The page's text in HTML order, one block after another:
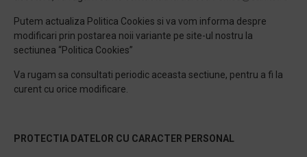
Putem actualiza Politica Cookies si va vom informa despre
modificari prin postarea noii variante pe site-ul nostru la
sectiunea “Politica Cookies”
Va rugam sa consultati periodic aceasta sectiune, pentru a fi la
curent cu orice modificare.
PROTECTIA DATELOR CU CARACTER PERSONAL